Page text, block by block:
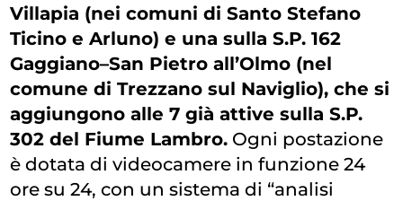
Villapia (nei comuni di Santo Stefano
Ticino e Arluno) e una sulla S.P. 162
Gaggiano–San Pietro all’Olmo (nel
comune di Trezzano sul Naviglio), che si
aggiungono alle 7 già attive sulla S.P.
302 del Fiume Lambro. Ogni postazione
è dotata di videocamere in funzione 24
ore su 24, con un sistema di “analisi